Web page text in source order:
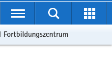
Fortbildungszentrum